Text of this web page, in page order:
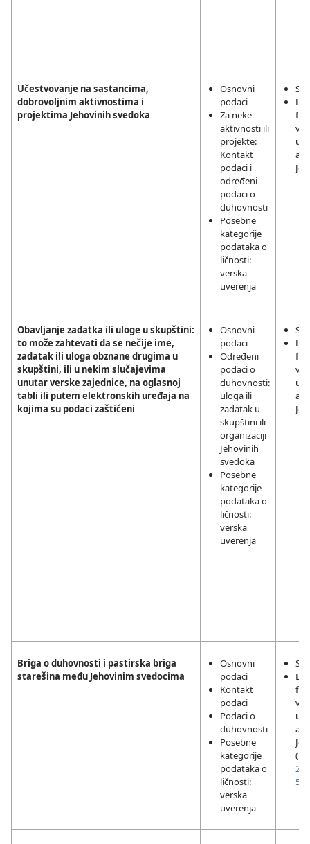
Učestvovanje na sastancima,
dobrovoljnim aktivnostima i
projektima Jehovinih svedoka
Osnovni
podaci
Za neke
aktivnosti ili
projekte:
Kontakt
podaci i
određeni
podaci o
duhovnosti
Posebne
kategorije
podataka o
ličnosti:
verska
uverenja
Obavljanje zadatka ili uloge u skupštini:
to može zahtevati da se nečije ime,
zadatak ili uloga obznane drugima u
skupštini, ili u nekim slučajevima
unutar verske zajednice, na oglasnoj
tabli ili putem elektronskih uređaja na
kojima su podaci zaštićeni
Osnovni
podaci
Određeni
podaci o
duhovnosti:
uloga ili
zadatak u
skupštini ili
organizaciji
Jehovinih
svedoka
Posebne
kategorije
podataka o
ličnosti:
verska
uverenja
Briga o duhovnosti i pastirska briga
starešina među Jehovinim svedocima
Osnovni
podaci
Kontakt
podaci
Podaci o
duhovnosti
Posebne
kategorije
podataka o
ličnosti:
verska
uverenja
(